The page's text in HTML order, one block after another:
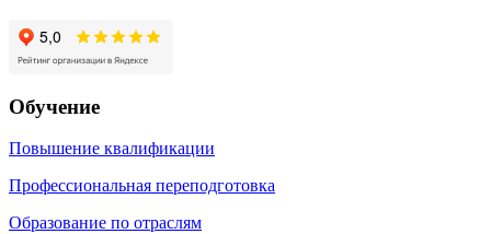
Обучение
Повышение квалификации
Профессиональная переподготовка
Образование по отраслям